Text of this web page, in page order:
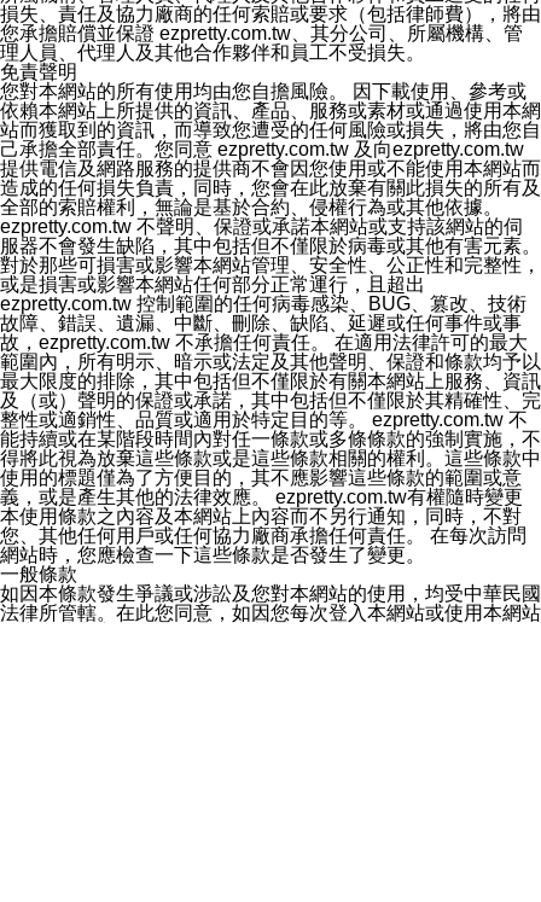
您同意本公司網站，透過您所提供的郵件地址與您取得聯
絡並傳送或宣傳本網站各項服務之資料或電子郵件供您參
考。您能依照該資料或電子郵件所指示之方法、說明或功
能連結，隨時停止接收這些資料或電子郵件。
十五、訊息通知
本公司/本服務將以通知型訊息傳送重要訊息給您。即使未
加入本公司/本服務好友，您仍可接收到通知型訊息。
本公司/本服務傳送之通知型訊息以對您有效且重要的訊息
為限，以廣告或其他目的的訊息皆不會被傳送。滿足以下
三個條件者，將可收到通知型訊息。
1.LINE 帳號設定的電話號碼與本公司/本服務所傳來的電
話號碼比對相符。
2.該 LINE 帳號已在 LINE APP 設定中，同意接收通知型
訊息。
3.LINE 帳號未封鎖傳送訊息之 LINE 官方帳號。
欲變更通知型訊息的設定，操作如下：
1.點選「主頁」＞「設定」
2.點選「隱私設定」
3.點選「提供使用資料」
4.點選「LINE通知型訊息」
5.開關「接收LINE通知型訊息」
❗️關閉「接收通知型訊息」後，將不會接收到來自任何企業
官方帳號或認證官方帳號的通知型訊息。
損失、責任及協力廠商的任何索賠或要求（包括律師費），將由
您承擔賠償並保證 ezpretty.com.tw、其分公司、所屬機構、管
理人員、代理人及其他合作夥伴和員工不受損失。
免責聲明
您對本網站的所有使用均由您自擔風險。 因下載使用、參考或
依賴本網站上所提供的資訊、產品、服務或素材或通過使用本網
站而獲取到的資訊，而導致您遭受的任何風險或損失，將由您自
己承擔全部責任。您同意 ezpretty.com.tw 及向ezpretty.com.tw
提供電信及網路服務的提供商不會因您使用或不能使用本網站而
造成的任何損失負責，同時，您會在此放棄有關此損失的所有及
全部的索賠權利，無論是基於合約、侵權行為或其他依據。
ezpretty.com.tw 不聲明、保證或承諾本網站或支持該網站的伺
服器不會發生缺陷，其中包括但不僅限於病毒或其他有害元素。
對於那些可損害或影響本網站管理、安全性、公正性和完整性，
或是損害或影響本網站任何部分正常運行，且超出
ezpretty.com.tw 控制範圍的任何病毒感染、BUG、篡改、技術
故障、錯誤、遺漏、中斷、刪除、缺陷、延遲或任何事件或事
故，ezpretty.com.tw 不承擔任何責任。 在適用法律許可的最大
範圍內，所有明示、暗示或法定及其他聲明、保證和條款均予以
最大限度的排除，其中包括但不僅限於有關本網站上服務、資訊
及（或）聲明的保證或承諾，其中包括但不僅限於其精確性、完
整性或適銷性、品質或適用於特定目的等。 ezpretty.com.tw 不
能持續或在某階段時間內對任一條款或多條條款的強制實施，不
得將此視為放棄這些條款或是這些條款相關的權利。這些條款中
使用的標題僅為了方便目的，其不應影響這些條款的範圍或意
義，或是產生其他的法律效應。 ezpretty.com.tw有權隨時變更
本使用條款之內容及本網站上內容而不另行通知，同時，不對
您、其他任何用戶或任何協力廠商承擔任何責任。 在每次訪問
網站時，您應檢查一下這些條款是否發生了變更。
一般條款
如因本條款發生爭議或涉訟及您對本網站的使用，均受中華民國
法律所管轄。在此您同意，如因您每次登入本網站或使用本網站